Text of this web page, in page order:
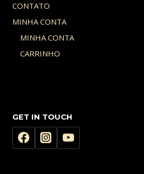
CONTATO
MINHA CONTA
MINHA CONTA
CARRINHO
GET IN TOUCH